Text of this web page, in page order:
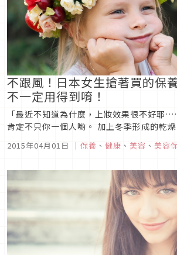
不跟風！日本女生搶著買的保
不一定用得到唷！
「最近不知道為什麼，上妝效果很不好耶
肯定不只你一個人喲。 加上冬季形成的乾
低下，因此有必要選擇好的化妝品。 但在此
2015年04月01日 ｜ 保養 、 健康 、 美容 、 美容